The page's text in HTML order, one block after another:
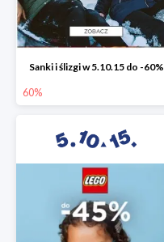
Sanki i ślizgi w 5.10.15 do -60%
60%